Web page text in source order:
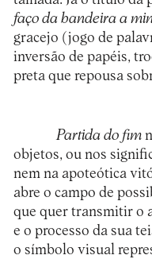
faço da bandeira a
gracejo (jogo de
inversão de papéis,
preta que repousa
Partida do fim
objetos, ou nos
nem na apoteótica
abre o campo de
que quer transmitir o
e o processo da sua
o símbolo visual